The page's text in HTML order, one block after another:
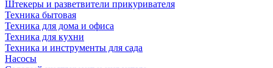
Штекеры и разветвители прикуривателя
Техника бытовая
Техника для дома и офиса
Техника для кухни
Техника и инструменты для сада
Насосы